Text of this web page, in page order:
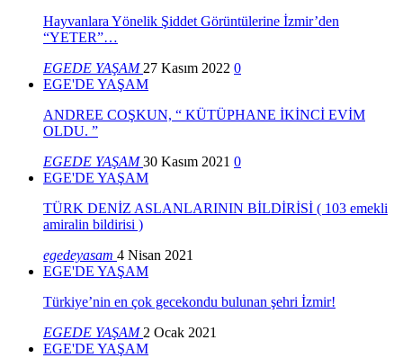
Hayvanlara Yönelik Şiddet Görüntülerine İzmir’den
“YETER”…
EGEDE YAŞAM 27 Kasım 2022 0
EGE'DE YAŞAM
ANDREE COŞKUN, “ KÜTÜPHANE İKİNCİ EVİM
OLDU. ”
EGEDE YAŞAM30 Kasım 2021 0
EGE'DE YAŞAM
TÜRK DENİZ ASLANLARININ BİLDİRİSİ ( 103 emekli
amiralin bildirisi )
egedeyasam 4 Nisan 2021
EGE'DE YAŞAM
Türkiye’nin en çok gecekondu bulunan şehri İzmir!
EGEDE YAŞAM 2 Ocak 2021
EGE'DE YAŞAM